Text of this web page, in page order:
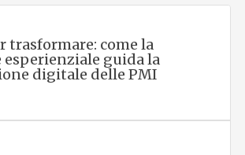
trasformare: come la
guida la
digitale delle PMI